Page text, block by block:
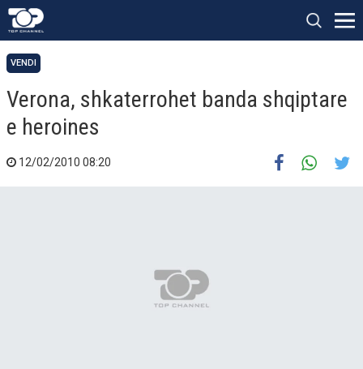
VENDI
Verona, shkaterrohet banda shqiptare
e heroines
12/02/2010 08:20